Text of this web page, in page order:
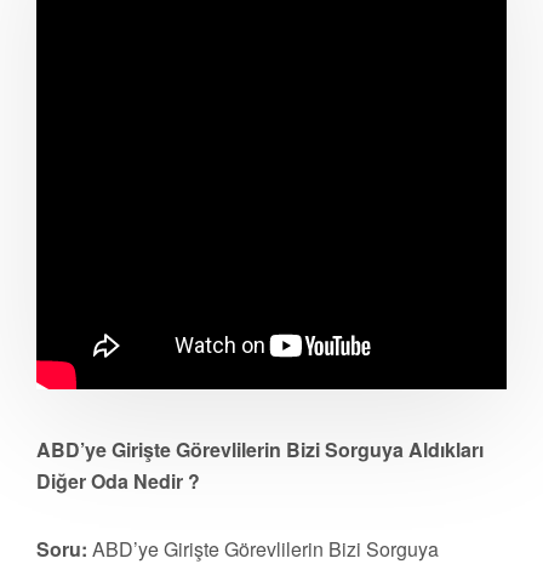
ABD’ye Girişte Görevlilerin Bizi Sorguya Aldıkları
Diğer Oda Nedir ?
Soru: ABD’ye Girişte Görevlilerin Bizi Sorguya